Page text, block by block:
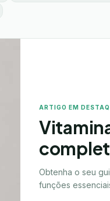
ARTIGO EM
Obtenha o seu
funções